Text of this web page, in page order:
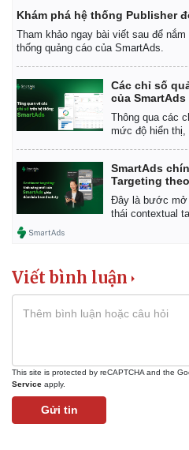
Khám phá hệ thống Publisher
Tham khảo ngay bài viết sau để
thống quảng cáo của SmartAds.
Các chỉ số
của SmartAds
Thông qua các
mức độ hiển thị,
SmartAds
Targeting
Đây là bước mở
thái contextual
Viết bình luận
This site is protected by reCAPTCHA and the
Service apply.
Gửi tin